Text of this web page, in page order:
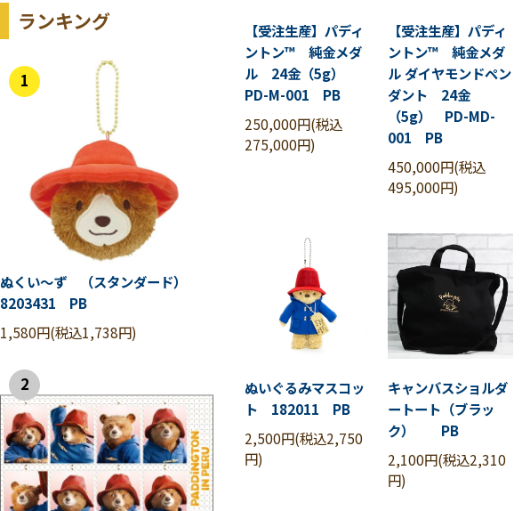
ランキング
1
ぬくい～ず （スタンダード）
8203431 PB
1,580円(税込1,738円)
2
【受注生産】パディ
ントン™ 純金メダ
ル 24金（5g）
PD-M-001 PB
250,000円(税込
275,000円)
【受注生産】パディ
ントン™ 純金メダ
ル ダイヤモンドペン
ダント 24金
（5g） PD-MD-
001 PB
450,000円(税込
495,000円)
ぬいぐるみマスコッ
ト 182011 PB
2,500円(税込2,750
円)
キャンバスショルダ
ートート（ブラッ
ク） PB
2,100円(税込2,310
円)